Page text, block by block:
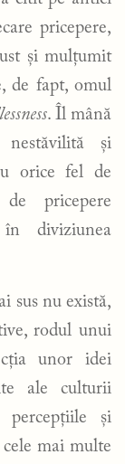
pricepere,
și mulțumit
de fapt, omul
. Îl mână
nestăvilită și
orice fel de
pricepere
diviziunea
sus nu există,
rodul unui
unor idei
ale culturii
percepțiile și
mai multe